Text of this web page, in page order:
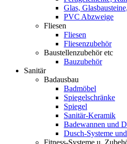
Glas,
PVC Abzweige
Fliesen
Fliesen
Fliesenzubehör
Baustellenzubehör etc
Bauzubehör
Sanitär
Badausbau
Badmöbel
Spiegelschränke
Spiegel
Sanitär-Keramik
Badewannen und
Dusch-Systeme
Fitness-Systeme u.